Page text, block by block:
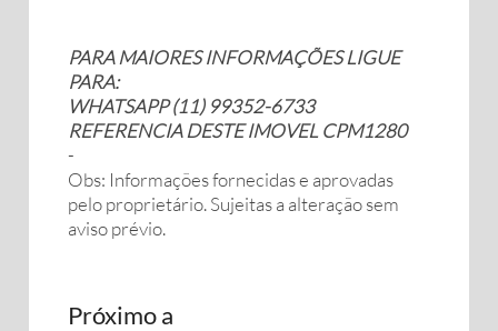
PARA MAIORES INFORMAÇÕES LIGUE
PARA:
WHATSAPP (11) 99352-6733
REFERENCIA DESTE IMOVEL CPM1280
-
Obs: Informações fornecidas e aprovadas
pelo proprietário. Sujeitas a alteração sem
aviso prévio.
Próximo a